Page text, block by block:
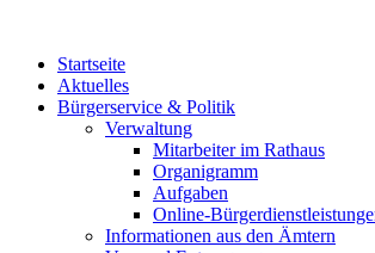
Startseite
Aktuelles
Bürgerservice & Politik
Verwaltung
Mitarbeiter im Rathaus
Organigramm
Aufgaben
Online-
Informationen aus den Ämtern